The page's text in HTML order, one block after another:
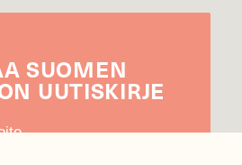
SUOMEN
UUTIS­KIRJE